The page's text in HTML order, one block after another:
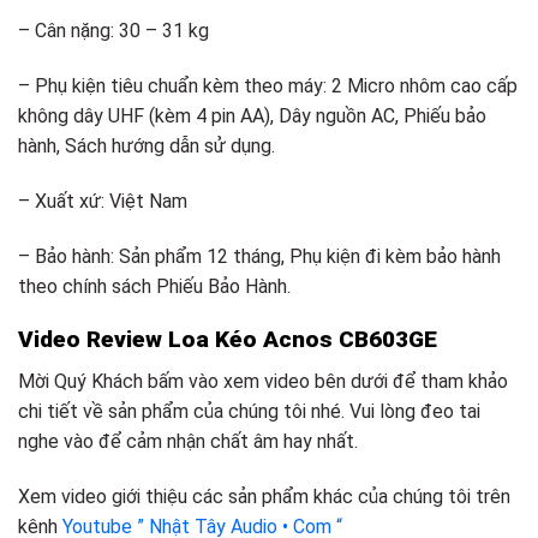
– Cân nặng: 30 – 31 kg
– Phụ kiện tiêu chuẩn kèm theo máy: 2 Micro nhôm cao cấp
không dây UHF (kèm 4 pin AA), Dây nguồn AC, Phiếu bảo
hành, Sách hướng dẫn sử dụng.
– Xuất xứ: Việt Nam
– Bảo hành: Sản phẩm 12 tháng, Phụ kiện đi kèm bảo hành
theo chính sách Phiếu Bảo Hành.
Video Review Loa Kéo Acnos CB603GE
Mời Quý Khách bấm vào xem video bên dưới để tham khảo
chi tiết về sản phẩm của chúng tôi nhé. Vui lòng đeo tai
nghe vào để cảm nhận chất âm hay nhất.
Xem video giới thiệu các sản phẩm khác của chúng tôi trên
kênh Youtube ” Nhật Tây Audio • Com “